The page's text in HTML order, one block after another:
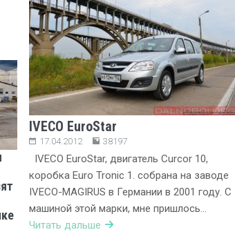
IVECO EuroStar
17.04.2012 38197
IVECO EuroStar, двигатель Curcor 10,
коробка Euro Tronic 1. собрана на заводе
IVECO-MAGIRUS в Германии в 2001 году. С
машиной этой марки, мне пришлось…
Читать дальше